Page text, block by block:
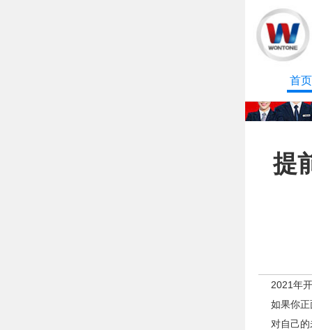
首页
提
2021年
如果你
对自己